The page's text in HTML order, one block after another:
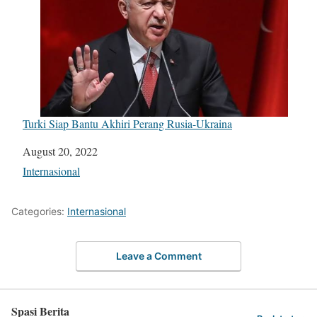
Turki Siap Bantu Akhiri Perang Rusia-Ukraina
Date
August 20, 2022
In relation to
Internasional
Categories: Internasional
Leave a Comment
Spasi Berita